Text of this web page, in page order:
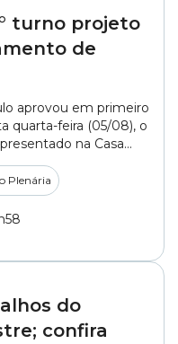
turno projeto
de
aprovou em primeiro
quarta-feira (05/08), o
na Casa
medidas para
de dívidas
dos débitos, a
Plenária
do
confira